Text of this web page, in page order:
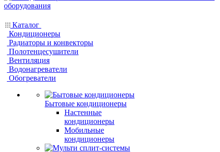
Каталог
Кондиционеры
Радиаторы и конвекторы
Полотенцесушители
Вентиляция
Водонагреватели
Обогреватели
Бытовые кондиционеры
Настенные
кондиционеры
Мобильные
кондиционеры